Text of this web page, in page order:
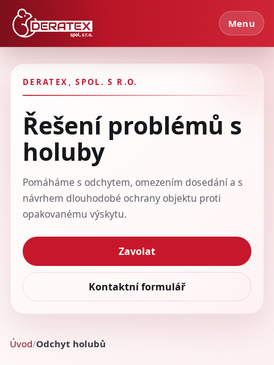
Menu
DERATEX, SPOL. S R.O.
Řešení problémů s
holuby
Pomáháme s odchytem, omezením dosedání a s
návrhem dlouhodobé ochrany objektu proti
opakovanému výskytu.
Zavolat
Kontaktní formulář
Úvod Odchyt holubů